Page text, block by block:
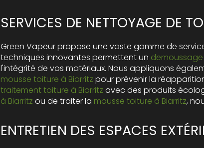
SERVICES DE NETTOYAGE DE
Green Vapeur propose une vaste gamme de
techniques innovantes permettent un
l'intégrité de vos matériaux. Nous appliquons
mousse toiture à Biarritz pour prévenir la
traitement toiture à Biarritz avec des produits
à Biarritz ou de traiter la mousse toiture à Biarritz,
ENTRETIEN DES ESPACES